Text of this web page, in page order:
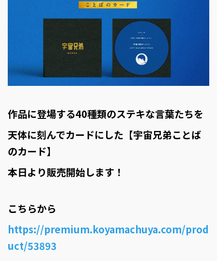
作品に登場する40種類のステキな言葉たちを
天体に刻んでカードにした【宇宙兄弟ことば
のカード】
本日より販売開始します！
こちらから
https://premium.koyamachuya.com/prod
uct/53893